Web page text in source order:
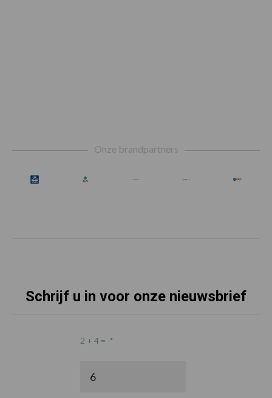
Onze brandpartners
Schrijf u in voor onze nieuwsbrief
2 + 4 = *